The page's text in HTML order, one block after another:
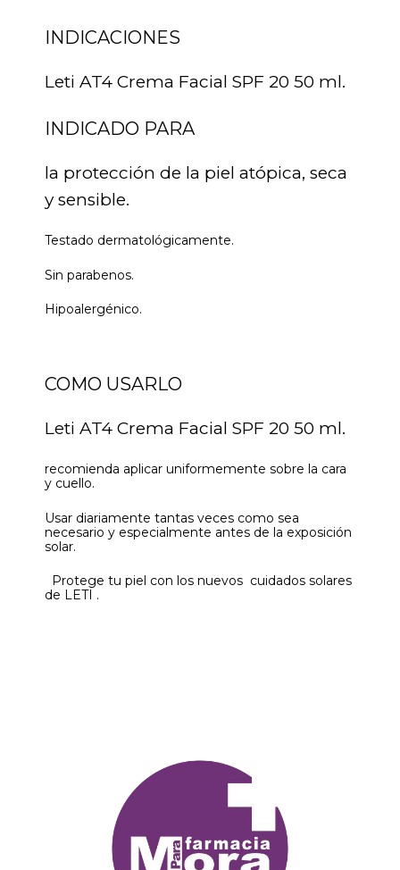
INDICACIONES
Leti AT4 Crema Facial SPF 20 50 ml.
INDICADO PARA
la protección de la piel atópica, seca
y sensible.
Testado dermatológicamente.
Sin parabenos.
Hipoalergénico.
COMO USARLO
Leti AT4 Crema Facial SPF 20 50 ml.
recomienda aplicar uniformemente sobre la cara
y cuello.
Usar diariamente tantas veces como sea
necesario y especialmente antes de la exposición
solar.
Protege tu piel con los nuevos cuidados solares
de LETI .